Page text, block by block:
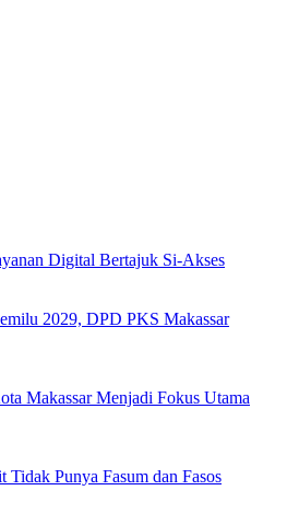
Digital Bertajuk Si-Akses
2029, DPD PKS Makassar
Makassar Menjadi Fokus Utama
Tidak Punya Fasum dan Fasos